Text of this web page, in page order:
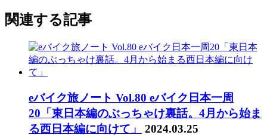
関連する記事
eバイク旅ノート Vol.80 eバイク日本一周
20「東日本編のぶっちゃけ裏話。4月から始ま
る西日本編に向けて」
2024.03.25